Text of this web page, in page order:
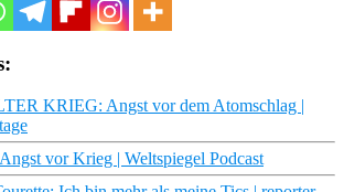
KRIEG: Angst vor dem Atomschlag |
vor Krieg | Weltspiegel Podcast